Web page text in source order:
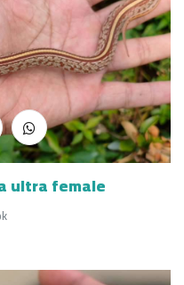
ultra female